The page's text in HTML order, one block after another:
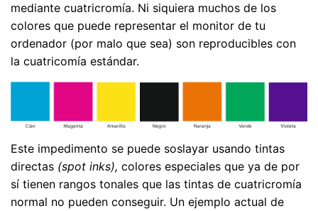
mediante cuatricromía. Ni siquiera muchos de los
colores que puede representar el monitor de tu
ordenador (por malo que sea) son reproducibles con
la cuatricomía estándar.
Este impedimento se puede soslayar usando tintas
directas (spot inks), colores especiales que ya de por
sí tienen rangos tonales que las tintas de cuatricromía
normal no pueden conseguir. Un ejemplo actual de